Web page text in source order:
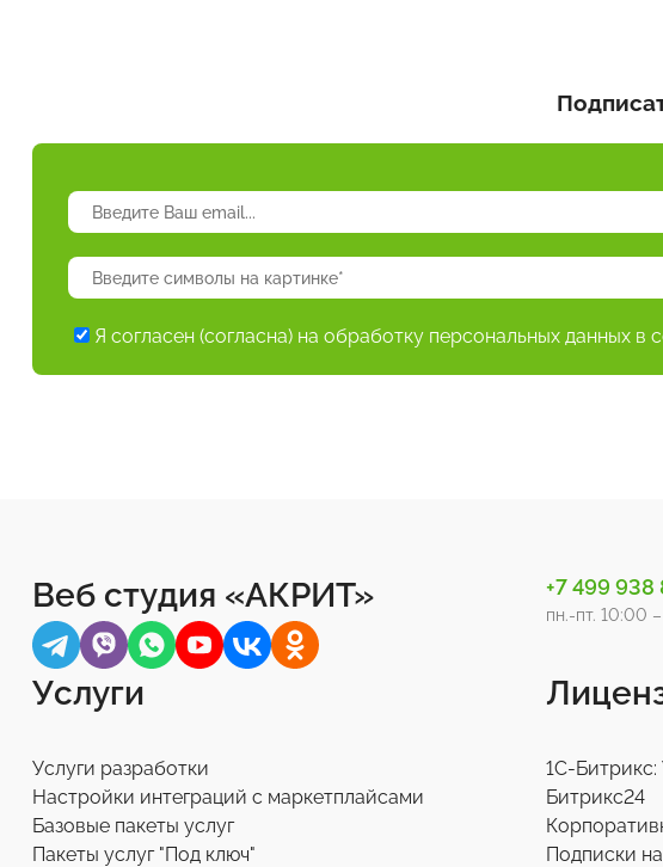
Я согласен (согласна) на обработку персональных данных
Веб студия «АКРИТ» +7 499 938
пн.-пт. 10:00
Услуги
Услуги разработки
Настройки интеграций с маркетплайсами
Базовые пакеты услуг
Пакеты услуг "Под ключ"
1С-
Битрикс24
Подписки